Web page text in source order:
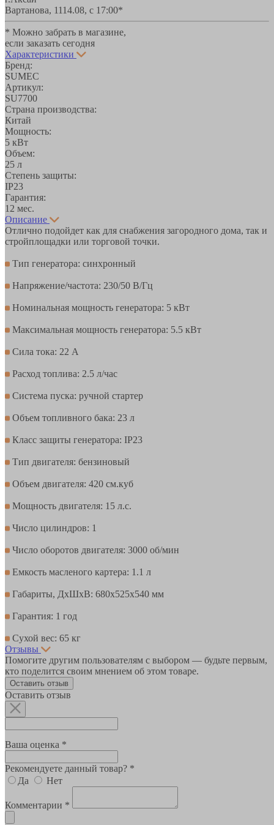
Вартанова, 1114.08, с 17:00*
* Можно забрать в магазине,
если заказать сегодня
Характеристики
Бренд:
SUMEC
Артикул:
SU7700
Страна производства:
Китай
Мощность:
5 кВт
Объем:
25 л
Степень защиты:
IP23
Гарантия:
12 мес.
Описание
Отлично подойдет как для снабжения загородного дома, так и
стройплощадки или торговой точки.
Тип генератора: синхронный
Напряжение/частота: 230/50 В/Гц
Номинальная мощность генератора: 5 кВт
Максимальная мощность генератора: 5.5 кВт
Сила тока: 22 А
Расход топлива: 2.5 л/час
Система пуска: ручной стартер
Объем топливного бака: 23 л
Класс защиты генератора: IP23
Тип двигателя: бензиновый
Объем двигателя: 420 см.куб
Мощность двигателя: 15 л.с.
Число цилиндров: 1
Число оборотов двигателя: 3000 об/мин
Емкость масленого картера: 1.1 л
Габариты, ДхШхВ: 680х525х540 мм
Гарантия: 1 год
Сухой вес: 65 кг
Отзывы
Помогите другим пользователям с выбором — будьте первым,
кто поделится своим мнением об этом товаре.
Оставить отзыв
Оставить отзыв
Ваша оценка *
Рекомендуете данный товар? *
Да
Нет
Комментарии *